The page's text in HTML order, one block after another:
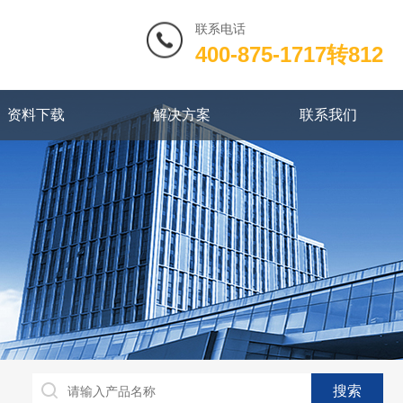
联系电话
400-875-1717转812
资料下载 解决方案 联系我们